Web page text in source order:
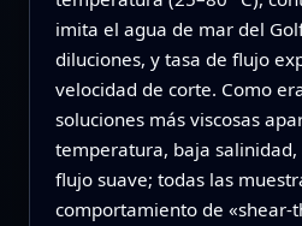
imita el agua de mar del
diluciones, y tasa de flujo
velocidad de corte. Como
soluciones más viscosas
temperatura, baja
flujo suave; todas las
comportamiento de